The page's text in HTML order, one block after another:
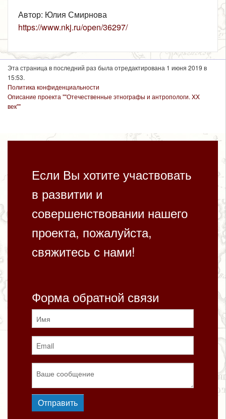
Автор: Юлия Смирнова
https://www.nkj.ru/open/36297/
Эта страница в последний раз была отредактирована 1 июня 2019 в
15:53.
Политика конфиденциальности
Описание проекта ""Отечественные этнографы и антропологи. XX
век""
Если Вы хотите участвовать
в развитии и
совершенствовании нашего
проекта, пожалуйста,
свяжитесь с нами!
Форма обратной связи